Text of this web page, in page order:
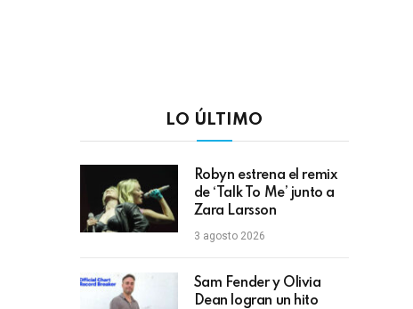
LO ÚLTIMO
Robyn estrena el remix
de ‘Talk To Me’ junto a
Zara Larsson
3 agosto 2026
Sam Fender y Olivia
Dean logran un hito